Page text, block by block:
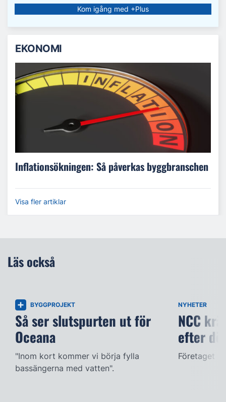
Kom igång med +Plus
EKONOMI
Inflationsökningen: Så påverkas byggbranschen
Visa fler artiklar
Läs också
BYGGPROJEKT
Så ser slutspurten ut för
Oceana
"Inom kort kommer vi börja fylla
bassängerna med vatten".
NYHETER
NCC
efter
Företaget